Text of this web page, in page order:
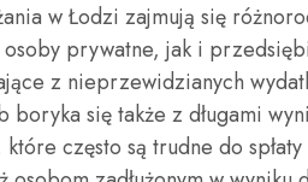
w Łodzi zajmują się
prywatne, jak i
z nieprzewidzianych
boryka się także z długami
często są trudne do